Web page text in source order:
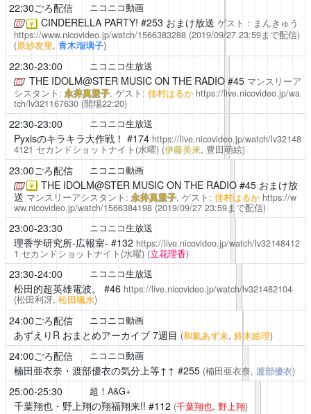
22:30ごろ配信 ニコニコ動画
￥ CINDERELLA PARTY! #253 おまけ放送 ゲスト：まんきゅう
https://www.nicovideo.jp/watch/1566383288(2019/09/27 23:59まで配信)
(原紗友里, 青木瑠璃子)
22:30-23:00 ニコニコ生放送
THE IDOLM@STER MUSIC ON THE RADIO#45 マンスリーア
シスタント: 永井真里子, ゲスト: 佳村はるか https://live.nicovideo.jp/wa
tch/lv321167630(開場22:20)
22:30-23:00 ニコニコ生放送
Pyxisのキラキラ大作戦！ #174 https://live.nicovideo.jp/watch/lv32148
4121 セカンドショットナイト(水曜) (伊藤美来, 豊田萌絵)
23:00ごろ配信 ニコニコ動画
￥ THE IDOLM@STER MUSIC ON THE RADIO#45 おまけ放
送 マンスリーアシスタント: 永井真里子, ゲスト: 佳村はるか https://w
ww.nicovideo.jp/watch/1566384198(2019/09/27 23:59まで配信)
23:00-23:30 ニコニコ生放送
理香学研究所-広報室- #132 https://live.nicovideo.jp/watch/lv32148412
1 セカンドショットナイト(水曜) (立花理香)
23:30-24:00 ニコニコ生放送
松田的超英雄電波。 #46 https://live.nicovideo.jp/watch/lv321482104
(松田利冴, 松田颯水)
24:00ごろ配信 ニコニコ動画
あずえりRおまとめアーカイブ 7週目 (和氣あず未, 鈴木絵理)
24:00ごろ配信 ニコニコ動画
楠田亜衣奈・渡部優衣の気分上等↑↑ #255 (楠田亜衣奈, 渡部優衣)
25:00-25:30 超！A&G+
千葉翔也・野上翔の翔福翔来!! #112 (千葉翔也, 野上翔)